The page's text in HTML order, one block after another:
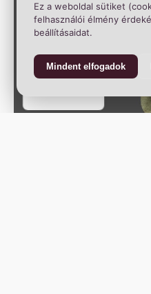
Ez a weboldal sütiket
felhasználói élmény
beállításaidat.
Mindent elfogadok